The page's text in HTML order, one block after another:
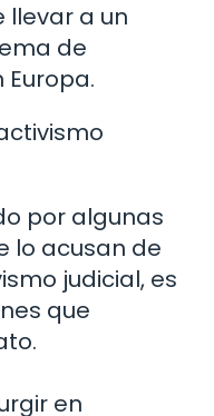
llevar a un
de
por algunas
lo acusan de
judicial, es
que
en